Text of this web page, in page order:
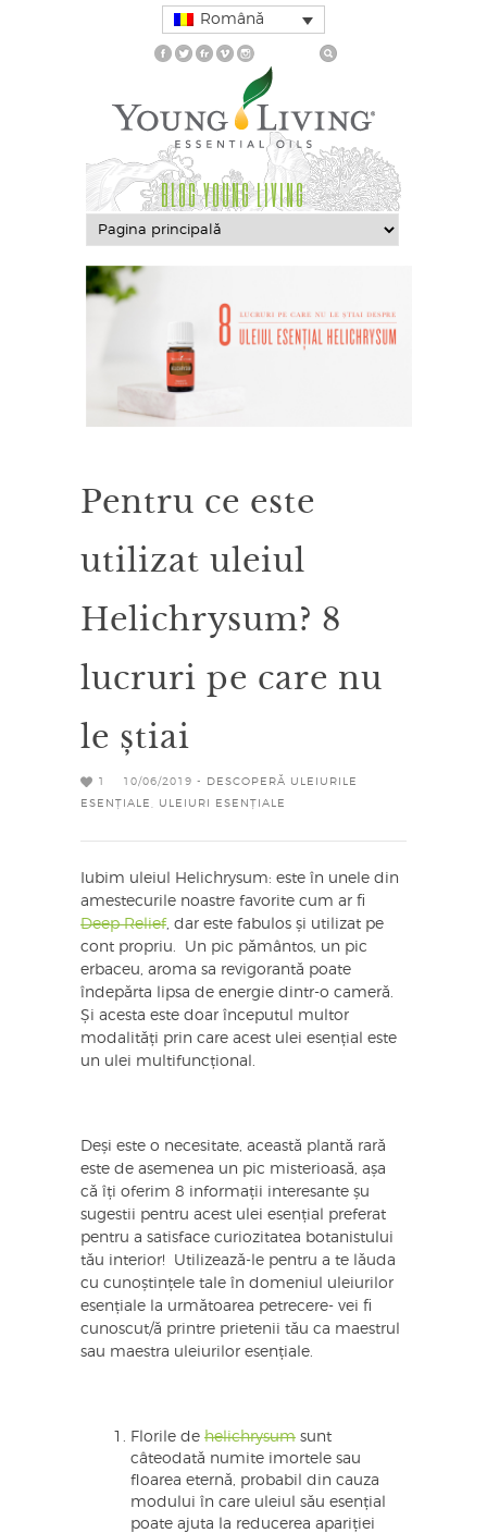
Română
BLOG YOUNG LIVING
Pentru ce este
utilizat uleiul
Helichrysum? 8
lucruri pe care nu
le știai
1 10/06/2019 -
DESCOPERĂ ULEIURILE
ESENȚIALE
ULEIURI ESENȚIALE
Iubim uleiul Helichrysum: este în unele din
amestecurile noastre favorite cum ar fi
Deep Relief, dar este fabulos și utilizat pe
cont propriu. Un pic pământos, un pic
erbaceu, aroma sa revigorantă poate
îndepărta lipsa de energie dintr-o cameră.
Și acesta este doar începutul multor
modalități prin care acest ulei esențial este
un ulei multifuncțional.
Deși este o necesitate, această plantă rară
este de asemenea un pic misterioasă, așa
că îți oferim 8 informații interesante șu
sugestii pentru acest ulei esențial preferat
pentru a satisface curiozitatea botanistului
tău interior! Utilizează-le pentru a te lăuda
cu cunoștințele tale în domeniul uleiurilor
esențiale la următoarea petrecere- vei fi
cunoscut/ă printre prietenii tău ca maestrul
sau maestra uleiurilor esențiale.
Florile de helichrysum sunt
câteodată numite imortele sau
floarea eternă, probabil din cauza
modului în care uleiul său esențial
poate ajuta la reducerea apariției